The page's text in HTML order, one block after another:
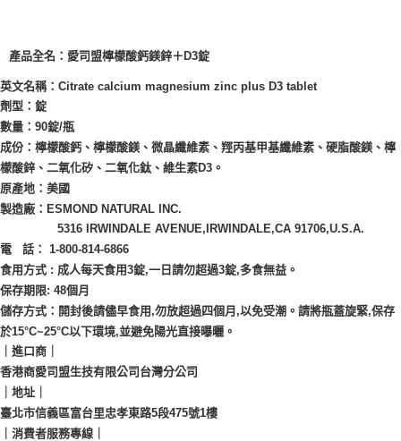
產品全名： 愛司盟檸檬酸鈣鎂鋅＋D3錠
英文名稱：Citrate calcium magnesium zinc plus D3 tablet
劑型：錠
數量：90錠/瓶
成份：檸檬酸鈣、檸檬酸鎂、微晶纖維素、羥丙基甲基纖維素、硬脂酸鎂、檸
檬酸鋅、二氧化矽、二氧化鈦、維生素D3。
原產地：美國
製造廠：ESMOND NATURAL INC.
電   話： 1-800-814-6866
食用方式 : 成人每天食用3錠,一日請勿超過3錠,多食無益。
保存期限: 48個月
儲存方式：開封後請儘早食用,勿放超過四個月,以免受潮。請將瓶蓋旋緊,保存
於15°C~25°C以下環境,並避免陽光直接曝曬。
｜進口商｜
香港商愛司盟生技有限公司台灣分公司
｜地址｜
臺北市信義區富台里忠孝東路5段475號1樓
｜消費者服務專線｜